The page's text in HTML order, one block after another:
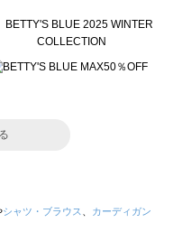
シャツ・ブラウス
カーディガン